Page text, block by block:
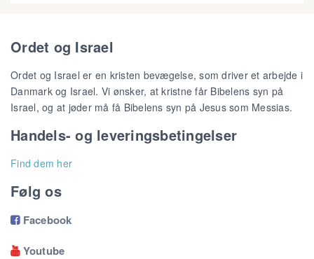
Ordet og Israel
Ordet og Israel er en kristen bevægelse, som driver et arbejde i
Danmark og Israel. Vi ønsker, at kristne får Bibelens syn på
Israel, og at jøder må få Bibelens syn på Jesus som Messias.
Handels- og leveringsbetingelser
Find dem her
Følg os
Facebook
Youtube